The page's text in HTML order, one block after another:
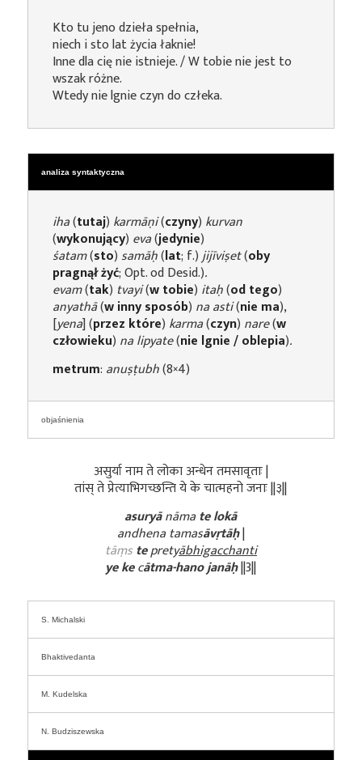
Kto tu jeno dzieła spełnia,
niech i sto lat życia łaknie!
Inne dla cię nie istnieje. / W tobie nie jest to
wszak różne.
Wtedy nie lgnie czyn do człeka.
analiza syntaktyczna
iha(tutaj) karmāṇi(czyny) kurvan
(wykonujący) eva(jedynie)
śatam(sto)samāḥ(lat; f.)jijīviṣet(oby
pragnął żyć; Opt. od Desid.).
evam(tak) tvayi(w tobie) itaḥ(od tego)
anyathā(w inny sposób) naasti(nie ma),
[yena] (przez które) karma(czyn) nare(w
człowieku) na lipyate(nie lgnie / oblepia).
metrum: anuṣṭubh(8×4)
objaśnienia
असुर्या नाम ते लोका अन्धेन तमसावृताः |
तांस् ते प्रेत्याभिगच्छन्ति ये के चात्महनो जनाः ||३||
asuryānāmatelokā
andhena tamasāvṛtāḥ|
tāṃstepretyābhigacchanti
ye kecātma-hano janāḥ||3||
S. Michalski
Bhaktivedanta
M. Kudelska
N. Budziszewska